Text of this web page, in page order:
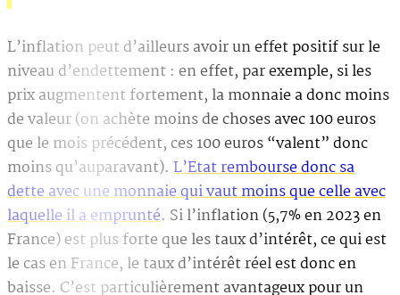
L’inflation peut d’ailleurs avoir un effet positif sur le
niveau d’endettement : en effet, par exemple, si les
prix augmentent fortement, la monnaie a donc moins
de valeur (on achète moins de choses avec 100 euros
que le mois précédent, ces 100 euros “valent” donc
moins qu’auparavant). L’Etat rembourse donc sa
dette avec une monnaie qui vaut moins que celle avec
laquelle il a emprunté. Si l’inflation (5,7% en 2023 en
France) est plus forte que les taux d’intérêt, ce qui est
le cas en France, le taux d’intérêt réel est donc en
baisse. C’est particulièrement avantageux pour un